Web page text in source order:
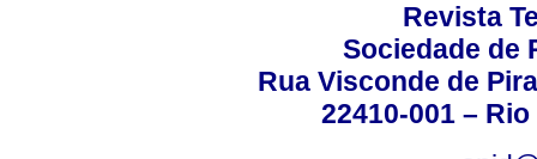
Revista
Sociedade de
Rua Visconde de
22410-001 –